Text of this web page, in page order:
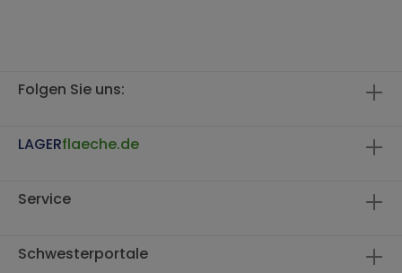
Folgen Sie uns:
LAGERflaeche.de
Service
Schwesterportale